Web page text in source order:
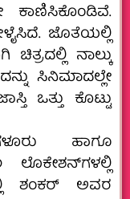
ಕಾಣಿಸಿಕೊಂಡಿವೆ.
ಜೊತೆಯಲ್ಲಿ
ನಾಲ್ಕು
ಸಿನಿಮಾದಲ್ಲೇ
ಒತ್ತು ಕೊಟ್ಟು
ಹಾಗೂ
ಲೊಕೇಶನ್‍ಗಳಲ್ಲಿ
ಶಂಕರ್ ಅವರ